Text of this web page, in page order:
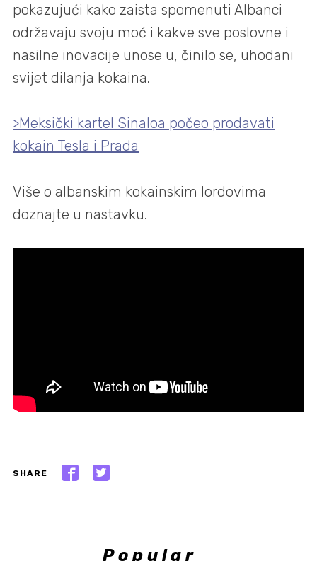
pokazujući kako zaista spomenuti Albanci
održavaju svoju moć i kakve sve poslovne i
nasilne inovacije unose u, činilo se, uhodani
svijet dilanja kokaina.
>Meksički kartel Sinaloa počeo prodavati
kokain Tesla i Prada
Više o albanskim kokainskim lordovima
doznajte u nastavku.
SHARE
Popular